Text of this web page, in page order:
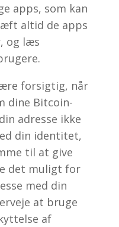
apps, som kan
altid de apps
og læs
forsigtig, når
dine Bitcoin-
adresse ikke
din identitet,
til at give
det muligt for
med din
at bruge
af